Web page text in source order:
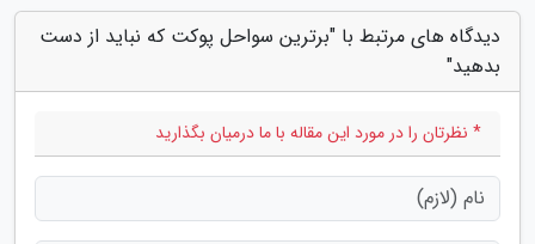
دیدگاه های مرتبط با "برترین سواحل پوکت که نباید از دست
بدهید"
* نظرتان را در مورد این مقاله با ما درمیان بگذارید